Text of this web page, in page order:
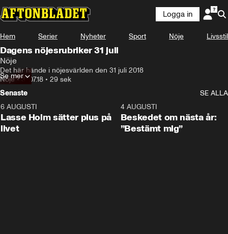
Logga in
Hem Serier Nyheter Sport Nöje Livsstil
Dagens nöjesrubriker 31 juli
Nöje
Det här hände i nöjesvärlden den 31 juli 2018
Nöje•31.07.18 • 29 sek
Se mer
Senaste
SE ALLA
6 AUGUSTI
Lasse Holm sätter plus på
livet
4 AUGUSTI
Beskedet om nästa år:
”Bestämt mig”